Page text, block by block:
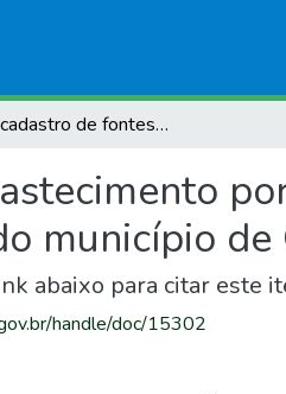
Projeto cadastro de fontes de abastecimento por água subterrânea estado de Alagoas: diagnóstico do município de Olho d'Água do Casado
município
abaixo para citar este
handle/doc/15302